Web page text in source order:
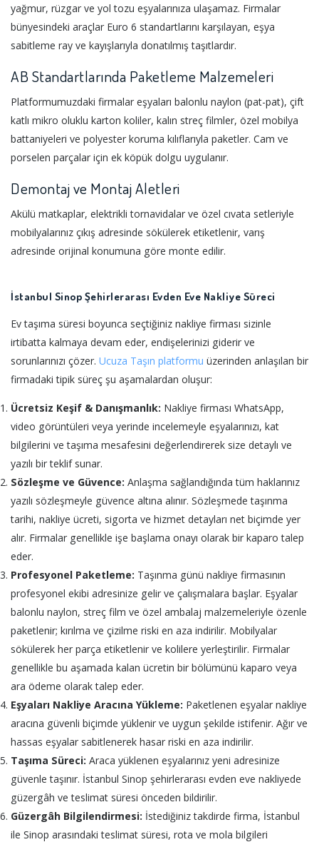
yağmur, rüzgar ve yol tozu eşyalarınıza ulaşamaz. Firmalar
bünyesindeki araçlar Euro 6 standartlarını karşılayan, eşya
sabitleme ray ve kayışlarıyla donatılmış taşıtlardır.
AB Standartlarında Paketleme Malzemeleri
Platformumuzdaki firmalar eşyaları balonlu naylon (pat-pat), çift
katlı mikro oluklu karton koliler, kalın streç filmler, özel mobilya
battaniyeleri ve polyester koruma kılıflarıyla paketler. Cam ve
porselen parçalar için ek köpük dolgu uygulanır.
Demontaj ve Montaj Aletleri
Akülü matkaplar, elektrikli tornavidalar ve özel cıvata setleriyle
mobilyalarınız çıkış adresinde sökülerek etiketlenir, varış
adresinde orijinal konumuna göre monte edilir.
İstanbul Sinop Şehirlerarası Evden Eve Nakliye Süreci
Ev taşıma süresi boyunca seçtiğiniz nakliye firması sizinle
irtibatta kalmaya devam eder, endişelerinizi giderir ve
sorunlarınızı çözer. Ucuza Taşın platformu üzerinden anlaşılan bir
firmadaki tipik süreç şu aşamalardan oluşur:
Ücretsiz Keşif & Danışmanlık: Nakliye firması WhatsApp,
video görüntüleri veya yerinde incelemeyle eşyalarınızı, kat
bilgilerini ve taşıma mesafesini değerlendirerek size detaylı ve
yazılı bir teklif sunar.
Sözleşme ve Güvence: Anlaşma sağlandığında tüm haklarınız
yazılı sözleşmeyle güvence altına alınır. Sözleşmede taşınma
tarihi, nakliye ücreti, sigorta ve hizmet detayları net biçimde yer
alır. Firmalar genellikle işe başlama onayı olarak bir kaparo talep
eder.
Profesyonel Paketleme: Taşınma günü nakliye firmasının
profesyonel ekibi adresinize gelir ve çalışmalara başlar. Eşyalar
balonlu naylon, streç film ve özel ambalaj malzemeleriyle özenle
paketlenir; kırılma ve çizilme riski en aza indirilir. Mobilyalar
sökülerek her parça etiketlenir ve kolilere yerleştirilir. Firmalar
genellikle bu aşamada kalan ücretin bir bölümünü kaparo veya
ara ödeme olarak talep eder.
Eşyaları Nakliye Aracına Yükleme: Paketlenen eşyalar nakliye
aracına güvenli biçimde yüklenir ve uygun şekilde istifenir. Ağır ve
hassas eşyalar sabitlenerek hasar riski en aza indirilir.
Taşıma Süreci: Araca yüklenen eşyalarınız yeni adresinize
güvenle taşınır. İstanbul Sinop şehirlerarası evden eve nakliyede
güzergâh ve teslimat süresi önceden bildirilir.
Güzergâh Bilgilendirmesi: İstediğiniz takdirde firma, İstanbul
ile Sinop arasındaki teslimat süresi, rota ve mola bilgileri